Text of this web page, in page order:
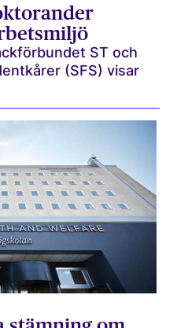
ST och
(SFS) visar